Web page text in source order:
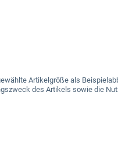
Artikelgröße als
des Artikels sowie die